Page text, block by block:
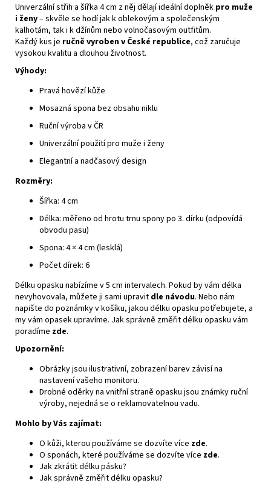
Univerzální střih a šířka 4 cm z něj dělají ideální doplněk pro muže
i ženy– skvěle se hodí jak k oblekovým a společenským
kalhotám, tak i k džínům nebo volnočasovým outfitům.
Každý kus je ručně vyroben v České republice, což zaručuje
vysokou kvalitu a dlouhou životnost.
Výhody:
Pravá hovězí kůže
Mosazná spona bez obsahu niklu
Ruční výroba v ČR
Univerzální použití pro muže i ženy
Elegantní a nadčasový design
Rozměry:
Šířka: 4 cm
Délka: měřeno od hrotu trnu spony po 3. dírku (odpovídá
obvodu pasu)
Spona: 4 × 4 cm (lesklá)
Počet dírek: 6
Délku opasku nabízíme v 5 cm intervalech. Pokud by vám délka
nevyhovovala, můžete ji sami upravit dle návodu. Nebo nám
napište do poznámky v košíku, jakou délku opasku potřebujete, a
my vám opasek upravíme. Jak správně změřit délku opasku vám
poradíme zde.
Upozornění:
Obrázky jsou ilustrativní, zobrazení barev závisí na
nastavení vašeho monitoru.
Drobné oděrky na vnitřní straně opasku jsou známky ruční
výroby, nejedná se o reklamovatelnou vadu.
Mohlo by Vás zajímat:
O kůži, kterou používáme se dozvíte více zde.
O sponách, které používáme se dozvíte více zde.
Jak zkrátit délku pásku?
Jak správně změřit délku opasku?